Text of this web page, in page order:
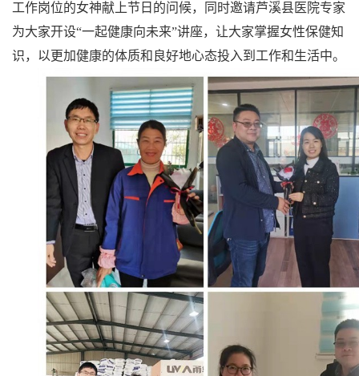
工作岗位的女神献上节日的问候，同时邀请芦溪县医院专家
为大家开设“一起健康向未来”讲座，让大家掌握女性保健知
识，以更加健康的体质和良好地心态投入到工作和生活中。